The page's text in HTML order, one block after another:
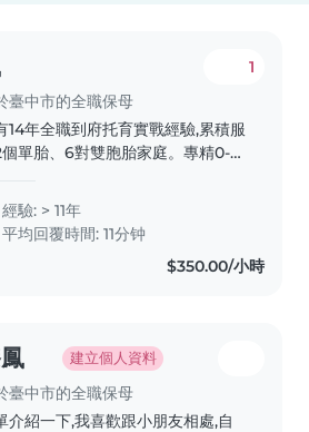
臺中市的全職保母
1
14年全職到府托育實戰經驗,累積服
單胎、6對雙胞胎家庭。專精0-3
察力與溫和堅定的教養手腕。我不
孩子的臨時照顧者,更是協助建立規
息、啟發感覺統合與語言發展的育
業夥伴。秉持尊重家長教養方針的
!
經驗: > 11年
平均回覆時間: 11分钟
$350.00/小時
建立個人資料
臺中市的全職保母
介紹一下,我喜歡跟小朋友相處,自